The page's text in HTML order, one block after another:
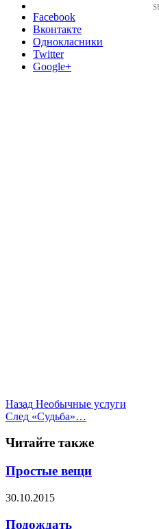
Facebook
Вконтакте
Однокласники
Twitter
Google+
Назад Необычные услуги
След «Судьба»…
Читайте также
Простые вещи
30.10.2015
Подождать